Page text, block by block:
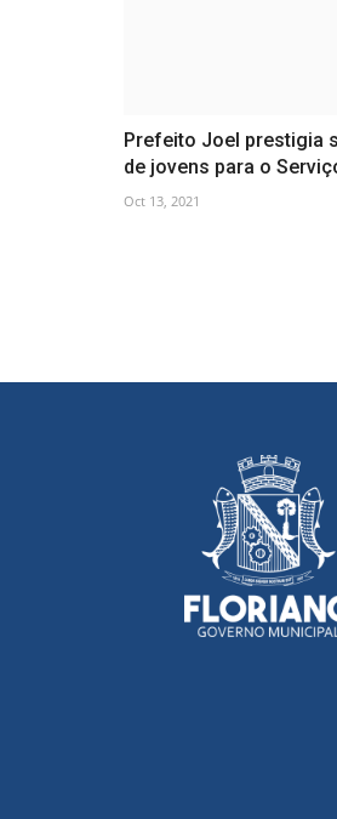
Prefeito Joel prestigia
de jovens para o
Oct 13, 2021